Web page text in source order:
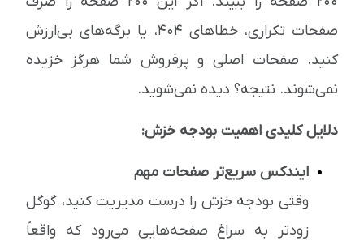
صفحات تکراری، خطاهای ۴۰۴، یا برگه‌های بی‌ارزش
کنید، صفحات اصلی و پرفروش شما هرگز خزیده
نمی‌شوند. نتیجه؟ دیده نمی‌شوید.
دلایل کلیدی اهمیت بودجه خزش:
ایندکس سریع‌تر صفحات مهم
وقتی بودجه خزش را درست مدیریت کنید، گوگل
زودتر به سراغ صفحه‌هایی می‌رود که واقعاً